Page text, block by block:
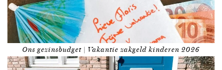
Ons gezinsbudget | Vakantie zakgeld kinderen 2026